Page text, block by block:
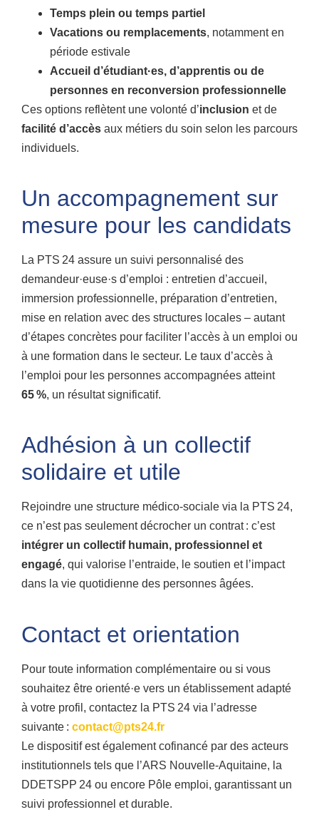
Temps plein ou temps partiel
Vacations ou remplacements, notamment en
période estivale
Accueil d’étudiant·es, d’apprentis ou de
personnes en reconversion professionnelle
Ces options reflètent une volonté d’inclusion et de
facilité d’accès aux métiers du soin selon les parcours
individuels.
Un accompagnement sur
mesure pour les candidats
La PTS 24 assure un suivi personnalisé des
demandeur·euse·s d’emploi : entretien d’accueil,
immersion professionnelle, préparation d’entretien,
mise en relation avec des structures locales – autant
d’étapes concrètes pour faciliter l’accès à un emploi ou
à une formation dans le secteur. Le taux d’accès à
l’emploi pour les personnes accompagnées atteint
65 %, un résultat significatif.
Adhésion à un collectif
solidaire et utile
Rejoindre une structure médico-sociale via la PTS 24,
ce n’est pas seulement décrocher un contrat : c’est
intégrer un collectif humain, professionnel et
engagé, qui valorise l’entraide, le soutien et l’impact
dans la vie quotidienne des personnes âgées.
Contact et orientation
Pour toute information complémentaire ou si vous
souhaitez être orienté·e vers un établissement adapté
à votre profil, contactez la PTS 24 via l’adresse
suivante : contact@pts24.fr
Le dispositif est également cofinancé par des acteurs
institutionnels tels que l’ARS Nouvelle-Aquitaine, la
DDETSPP 24 ou encore Pôle emploi, garantissant un
suivi professionnel et durable.